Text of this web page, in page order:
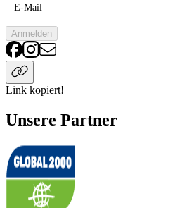
E-Mail
Anmelden
Link kopiert!
Unsere Partner